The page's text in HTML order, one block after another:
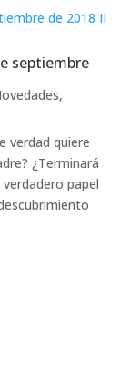
septiembre
,
quiere
¿Terminará
papel